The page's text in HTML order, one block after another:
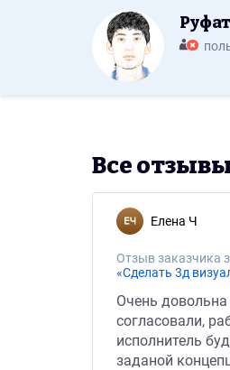
Все
Елена Ч
Отзыв заказчика
«Сделать 3д
Очень довольна
согласовали,
исполнитель
заданой